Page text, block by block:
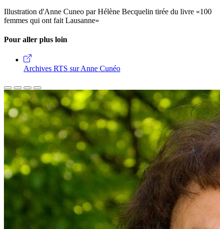
Illustration d'Anne Cuneo par Hélène Becquelin tirée du livre «100
femmes qui ont fait Lausanne»
Pour aller plus loin
Archives RTS sur Anne Cunéo